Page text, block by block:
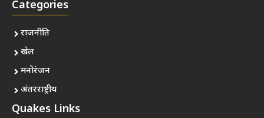
Categories
राजनीति
खेल
मनोरंजन
अंतरराष्ट्रीय
Quakes Links